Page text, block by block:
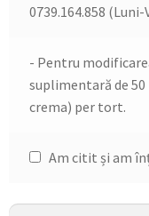
0739.164.858 (Luni-
- Pentru
suplimentară de
crema) per tort.
Am citit și am